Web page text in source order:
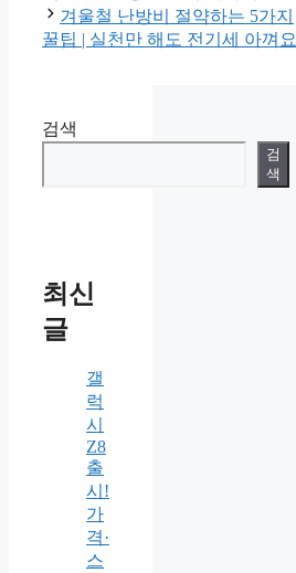
겨울철 난방비 절약하는 5가지
꿀팁 | 실천만 해도 전기세 아껴요
검색
검
색
최신
글
갤
럭
시
Z8
출
시!
가
격·
스